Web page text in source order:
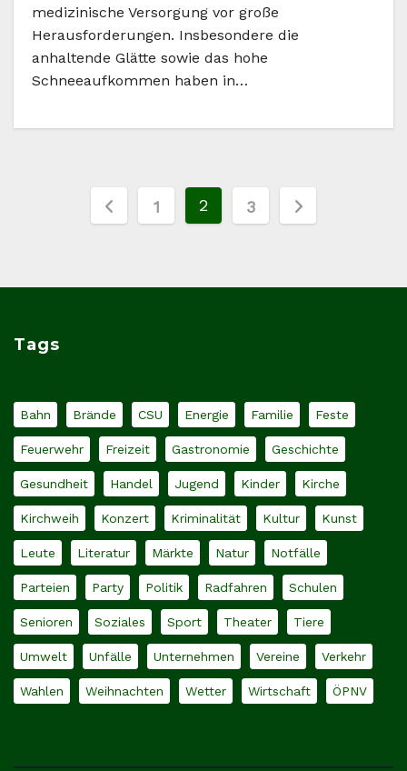
medizinische Versorgung vor große
Herausforderungen. Insbesondere die
anhaltende Glätte sowie das hohe
Schneeaufkommen haben in…
Seitennummerierung
Beiträge
1 2 3
Tags
Bahn Brände CSU Energie Familie Feste
Feuerwehr Freizeit Gastronomie Geschichte
Gesundheit Handel Jugend Kinder Kirche
Kirchweih Konzert Kriminalität Kultur Kunst
Leute Literatur Märkte Natur Notfälle
Parteien Party Politik Radfahren Schulen
Senioren Soziales Sport Theater Tiere
Umwelt Unfälle Unternehmen Vereine Verkehr
Wahlen Weihnachten Wetter Wirtschaft ÖPNV